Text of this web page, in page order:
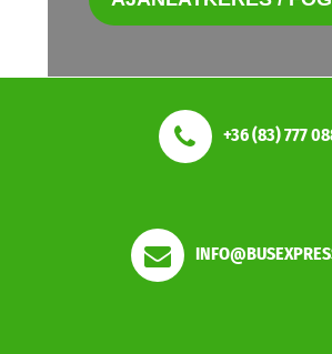
Sütiket használunk, hogy még jobb
élményt és személyre szabottabb
kínálhassunk. A sütik beállításait
Még több információ
+36 (83) 777